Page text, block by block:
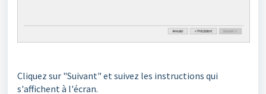
Cliquez sur "Suivant" et suivez les instructions qui
s'affichent à l'écran.